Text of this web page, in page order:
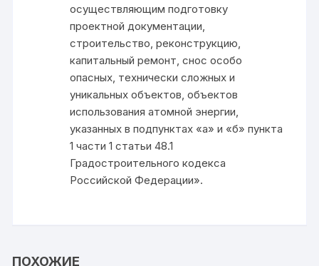
осуществляющим подготовку
проектной документации,
строительство, реконструкцию,
капитальный ремонт, снос особо
опасных, технически сложных и
уникальных объектов, объектов
использования атомной энергии,
указанных в подпунктах «а» и «б» пункта
1 части 1 статьи 48.1
Градостроительного кодекса
Российской Федерации».
ПОХОЖИЕ